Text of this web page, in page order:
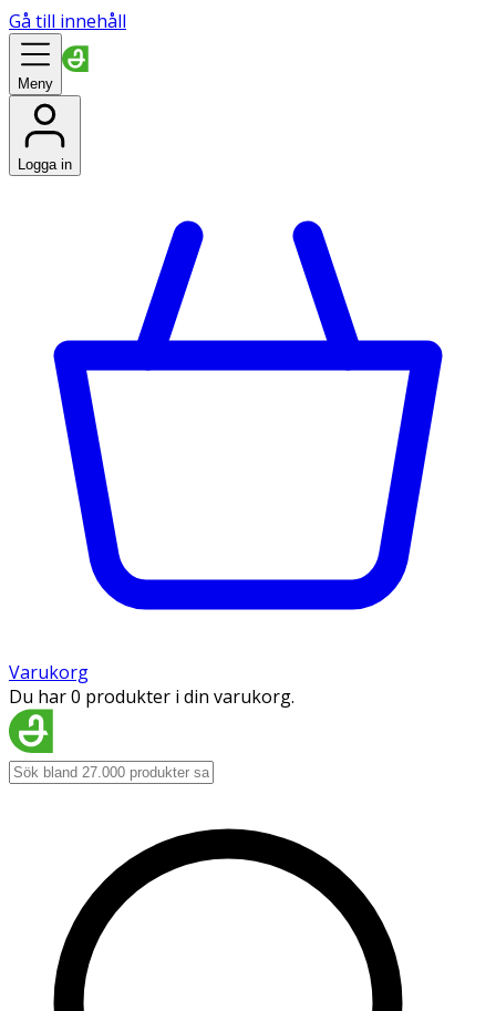
Gå till innehåll
Meny
Logga in
Varukorg
Du har 0 produkter i din varukorg.